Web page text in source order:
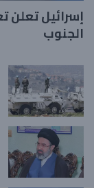
إسرائيل
الجنوب